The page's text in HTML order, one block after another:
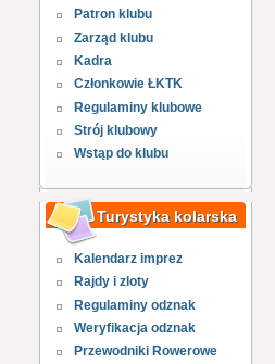
Patron klubu
Zarząd klubu
Kadra
Członkowie ŁKTK
Regulaminy klubowe
Strój klubowy
Wstąp do klubu
Turystyka kolarska
Kalendarz imprez
Rajdy i zloty
Regulaminy odznak
Weryfikacja odznak
Przewodniki Rowerowe